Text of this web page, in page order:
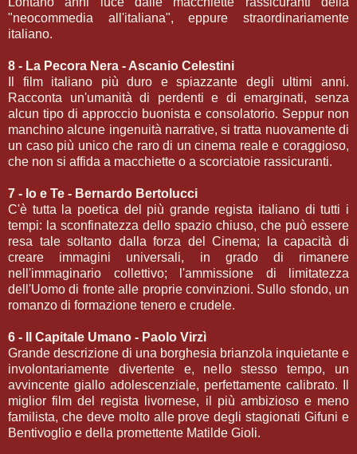
"neocommedia all'italiana", eppure straordinariamente
italiano.
8 - La Pecora Nera - Ascanio Celestini
Il film italiano più duro e spiazzante degli ultimi anni.
Racconta un'umanità di perdenti e di emarginati, senza
alcun tipo di approccio buonista e consolatorio. Seppur non
manchino alcune ingenuità narrative, si tratta nuovamente di
un caso più unico che raro di un cinema reale e coraggioso,
che non si affida a macchiette o a scorciatoie rassicuranti.
7 - Io e Te - Bernardo Bertolucci
C'è tutta la poetica del più grande regista italiano di tutti i
tempi: la sconfinatezza dello spazio chiuso, che può essere
resa tale soltanto dalla forza del Cinema; la capacità di
creare immagini universali, in grado di rimanere
nell'immaginario collettivo; l'ammissione di limitatezza
dell'Uomo di fronte alle proprie convinzioni. Sullo sfondo, un
romanzo di formazione tenero e crudele.
6 - Il Capitale Umano - Paolo Virzì
Grande descrizione di una borghesia brianzola inquietante e
involontariamente divertente e, nello stesso tempo, un
avvincente giallo adolescenziale, perfettamente calibrato. Il
miglior film del regista livornese, il più ambizioso e meno
familista, che deve molto alle prove degli stagionati Gifuni e
Bentivoglio e della promettente Matilde Gioli.